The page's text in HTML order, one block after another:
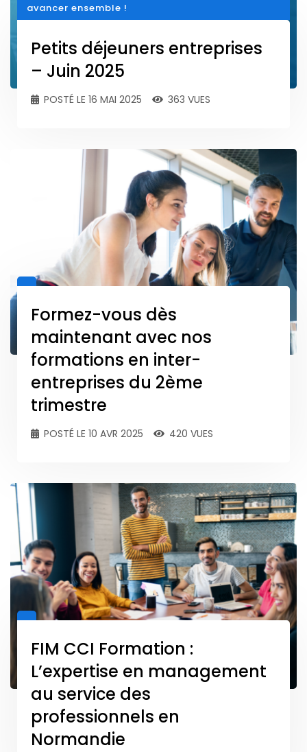
avancer ensemble !
Petits déjeuners entreprises
– Juin 2025
POSTÉ LE 16 MAI 2025 363 VUES
Formez-vous dès
maintenant avec nos
formations en inter-
entreprises du 2ème
trimestre
POSTÉ LE 10 AVR 2025 420 VUES
FIM CCI Formation :
L’expertise en management
au service des
professionnels en
Normandie